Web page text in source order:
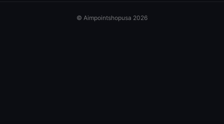
© Aimpointshopusa 2026